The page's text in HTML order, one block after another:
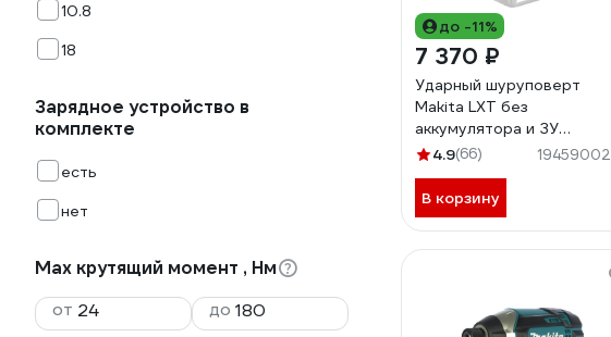
10.8
18
Зарядное устройство в
комплекте
есть
нет
Max крутящий момент , Нм
от
до
до -11%
7 370 ₽
Ударный шуруповерт
Makita LXT без
аккумулятора и ЗУ
DTD156Z
4.9(66) 19459002
В корзину